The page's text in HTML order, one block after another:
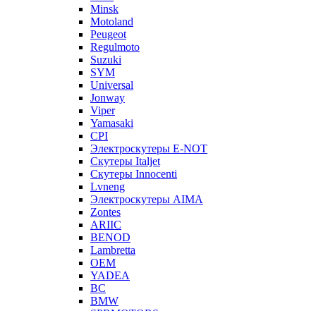
Minsk
Motoland
Peugeot
Regulmoto
Suzuki
SYM
Universal
Jonway
Viper
Yamasaki
CPI
Электроскутеры E-NOT
Скутеры Italjet
Скутеры Innocenti
Lvneng
Электроскутеры AIMA
Zontes
ARIIC
BENOD
Lambretta
OEM
YADEA
BC
BMW